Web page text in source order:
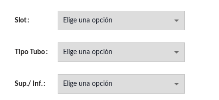
Slot
Tipo Tubo
Sup./ Inf.